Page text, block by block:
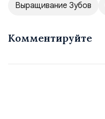
Выращивание Зубов
Комментируйте